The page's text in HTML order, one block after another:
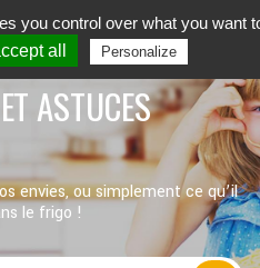
ASTUCES
envies, ou simplement ce qu’il
le frigo !
you control over what you want
all Personalize